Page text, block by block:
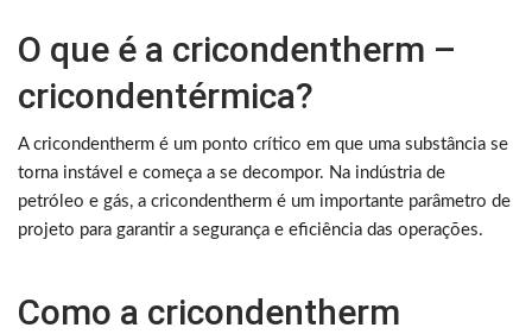
O que é a cricondentherm –
cricondentérmica?
A cricondentherm é um ponto crítico em que uma substância se
torna instável e começa a se decompor. Na indústria de
petróleo e gás, a cricondentherm é um importante parâmetro de
projeto para garantir a segurança e eficiência das operações.
Como a cricondentherm